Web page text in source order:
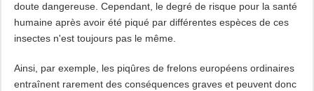
doute dangereuse. Cependant, le degré de risque pour la santé
humaine après avoir été piqué par différentes espèces de ces
insectes n'est toujours pas le même.
Ainsi, par exemple, les piqûres de frelons européens ordinaires
entraînent rarement des conséquences graves et peuvent donc